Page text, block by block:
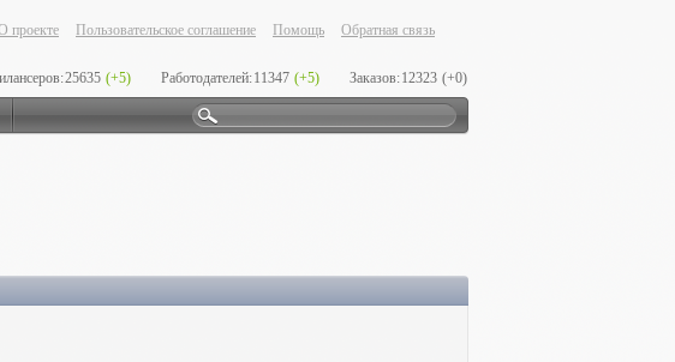
проекте Пользовательское соглашение Помощь Обратная связь
25635 (+5) Работодателей:11347 (+5) Заказов:12323 (+0)